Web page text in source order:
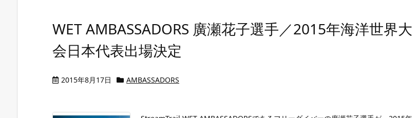
WET AMBASSADORS 廣瀬花子選手／2015年海洋世界大
会日本代表出場決定
2015年8月17日 AMBASSADORS